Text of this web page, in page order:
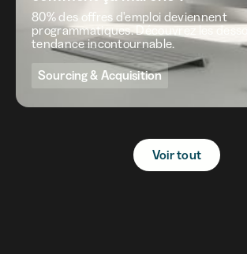
80% des offres d'emploi deviennent
programmatiques. Découvrez les
tendance incontournable.
Sourcing & Acquisition
Voir tout